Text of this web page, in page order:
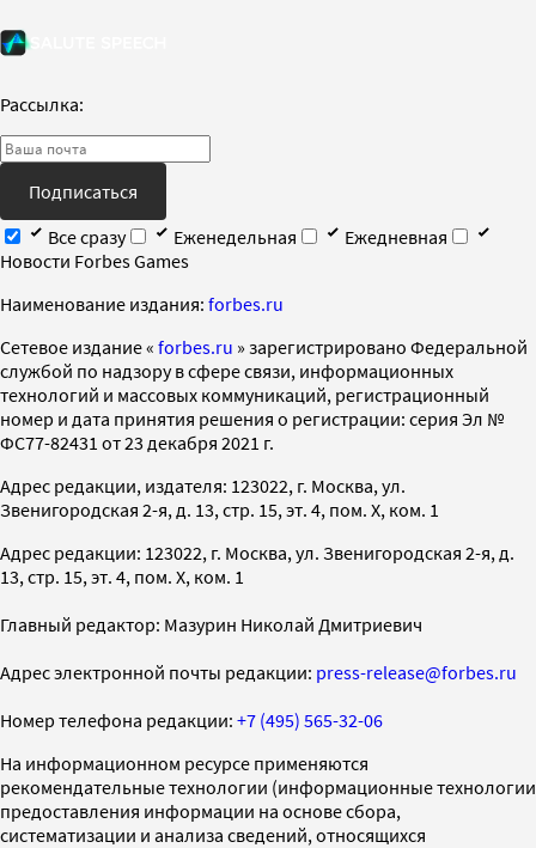
Рассылка:
Подписаться
Все сразу
Еженедельная
Ежедневная
Новости Forbes Games
Наименование издания: forbes.ru
Cетевое издание « forbes.ru » зарегистрировано Федеральной
службой по надзору в сфере связи, информационных
технологий и массовых коммуникаций, регистрационный
номер и дата принятия решения о регистрации: серия Эл №
ФС77-82431 от 23 декабря 2021 г.
Адрес редакции, издателя: 123022, г. Москва, ул.
Звенигородская 2-я, д. 13, стр. 15, эт. 4, пом. X, ком. 1
Адрес редакции: 123022, г. Москва, ул. Звенигородская 2-я, д.
13, стр. 15, эт. 4, пом. X, ком. 1
Главный редактор: Мазурин Николай Дмитриевич
Адрес электронной почты редакции: press-release@forbes.ru
Номер телефона редакции: +7 (495) 565-32-06
На информационном ресурсе применяются
рекомендательные технологии (информационные технологии
предоставления информации на основе сбора,
систематизации и анализа сведений, относящихся